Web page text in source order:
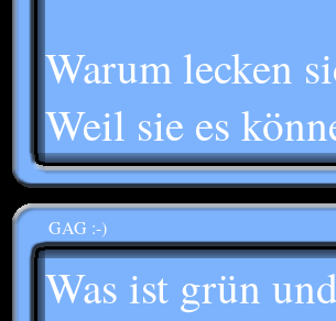
Warum lecken
Weil sie es
GAG :-)
Was ist grün